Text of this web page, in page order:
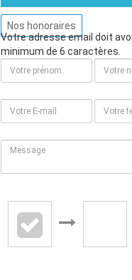
Nos honoraires
Votre adresse email doit
minimum de 6 caractères.